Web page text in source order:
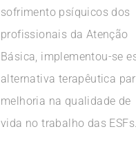
sofrimento psíquicos dos
profissionais da Atenção
Básica, implementou-se
alternativa terapêutica
melhoria na qualidade de
vida no trabalho das ESFs.